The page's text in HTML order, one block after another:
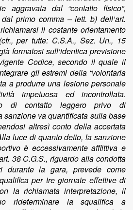
aggravata dal “contatto fisico”,
primo comma – lett. b) dell’art.
il costante orientamento
per tutte: C.S.A., Sez. Un., 15
formatosi sull’identica previsione
Codice, secondo il quale il
gli estremi della “volontaria
a produrre una lesione personale
impetuosa ed incontrollata.
di contatto leggero privo di
sanzione va quantificata sulla base
altresì conto della accertata
luce di quanto detto, la sanzione
è eccessivamente afflittiva e
38 C.G.S., riguardo alla condotta
durante la gara, prevede come
per tre giornate effettive di
la richiamata interpretazione, il
rideterminare la squalifica a